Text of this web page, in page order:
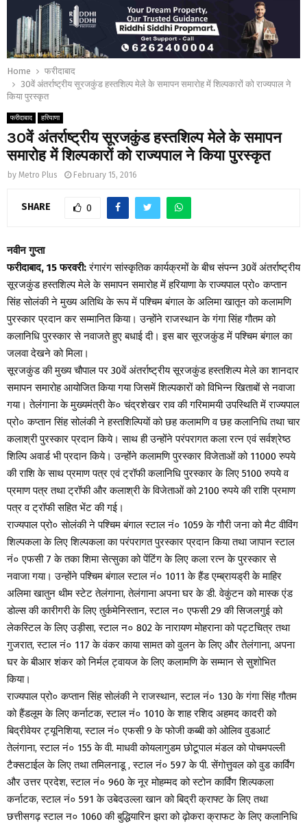
Home
फरीदाबाद
30वें अंतर्राष्ट्रीय सूरजकुंड हस्तशिल्प मेले के समापन समारोह में शिल्पकारों को राज्यपाल ने
किया पुरस्कृत
फरीदाबाद हरियाणा
30वें अंतर्राष्ट्रीय सूरजकुंड हस्तशिल्प मेले के समापन
समारोह में शिल्पकारों को राज्यपाल ने किया पुरस्कृत
by Metro Plus February 15, 2016
SHARE 0
नवीन गुप्ता
फरीदाबाद, 15 फरवरी:रंगारंग सांस्कृतिक कार्यक्रमों के बीच संपन्न 30वें अंतर्राष्ट्रीय
सूरजकुंड हस्तशिल्प मेले के समापन समारोह में हरियाणा के राज्यपाल प्रो० कप्तान
सिंह सोलंकी ने मुख्य अतिथि के रूप में पश्चिम बंगाल के अलिमा खातून को कलामणि
पुरस्कार प्रदान कर सम्मानित किया। उन्होंने राजस्थान के गंगा सिंह गौतम को
कलानिधि पुरस्कार से नवाजते हुए बधाई दी। इस बार सूरजकुंड में पश्चिम बंगाल का
जलवा देखने को मिला।
सूरजकुंड की मुख्य चौपाल पर 30वें अंतर्राष्ट्रीय सूरजकुंड हस्तशिल्प मेले का शानदार
समापन समारोह आयोजित किया गया जिसमें शिल्पकारों को विभिन्न खिताबों से नवाजा
गया। तेलंगाना के मुख्यमंत्री के० चंद्रशेखर राव की गरिमामयी उपस्थिति में राज्यपाल
प्रो० कप्तान सिंह सोलंकी ने हस्तशिल्पियों को छह कलामणि व छह कलानिधि तथा चार
कलाश्री पुरस्कार प्रदान किये। साथ ही उन्होंने परंपरागत कला रत्न एवं सर्वश्रेष्ठ
शिल्पि अवार्ड भी प्रदान किये। उन्होंंने कलामणि पुरस्कार विजेताओं को 11000 रुपये
की राशि के साथ प्रमाण पत्र एवं ट्रॉफी कलानिधि पुरस्कार के लिए 5100 रुपये व
प्रमाण पत्र तथा ट्रॉफी और कलाश्री के विजेताओं को 2100 रुपये की राशि प्रमाण
पत्र व ट्रॉफी सहित भेंट की गई।
राज्यपाल प्रो० सोलंकी ने पश्चिम बंगाल स्टाल नं० 1059 के गौरी जना को मैट वीविंग
शिल्पकला के लिए शिल्पकला का परंपरागत पुरस्कार प्रदान किया तथा जापान स्टाल
नं० एफसी 7 के तका शिमा सेत्सुका को पेंटिंग के लिए कला रत्न के पुरस्कार से
नवाजा गया। उन्होंने पश्चिम बंगाल स्टाल नं० 1011 के हैंड एम्ब्रायड्री के माहिर
अलिमा खातुन थीम स्टेट तेलंगाना, तेलंगाना अपना घर के डी. वेकुंटन को मास्क एंड
डोल्स की कारीगरी के लिए तुर्कमेनिस्तान, स्टाल न० एफसी 29 की सिजलगुई को
लेकस्टिल के लिए उड़ीसा, स्टाल न० 802 के नारायण मोहराना को पट्टचित्र तथा
गुजरात, स्टाल नं० 117 के वंकर काया सामत को वुलन के लिए और तेलंगाना, अपना
घर के बीआर शंकर को निर्मल ट्वायज के लिए कलामणि के सम्मान से सुशोभित
किया।
राज्यपाल प्रो० कप्तान सिंह सोलंकी ने राजस्थान, स्टाल नं० 130 के गंगा सिंह गौतम
को हैंडलूम के लिए कर्नाटक, स्टाल नं० 1010 के शाह रशिद अहमद कादरी को
बिद्रीवेयर ट्यूनिशिया, स्टाल नं० एफसी 9 के फोजी कब्बी को ओलिव वुडआर्ट
तेलंगाना, स्टाल नं० 155 के वी. माधवी कोयलागुडम छोटूपाल मंडल को पोचमपल्ली
टैक्सटाईल के लिए तथा तमिलनाडू , स्टाल नं० 597 के पी. सेंगोत्तुवल को वुड कार्विंग
और उत्तर प्रदेश, स्टाल नं० 960 के नूर मोहम्मद को स्टोन कार्विंग शिल्पकला
कर्नाटक, स्टाल नं० 591 के उबेदउल्ला खान को बिद्री क्राफ्ट के लिए तथा
छत्तीसगढ़ स्टाल न० 1060 की बुद्धियारिन झरा को ढ़ोकरा क्राफट के लिए कलानिधि